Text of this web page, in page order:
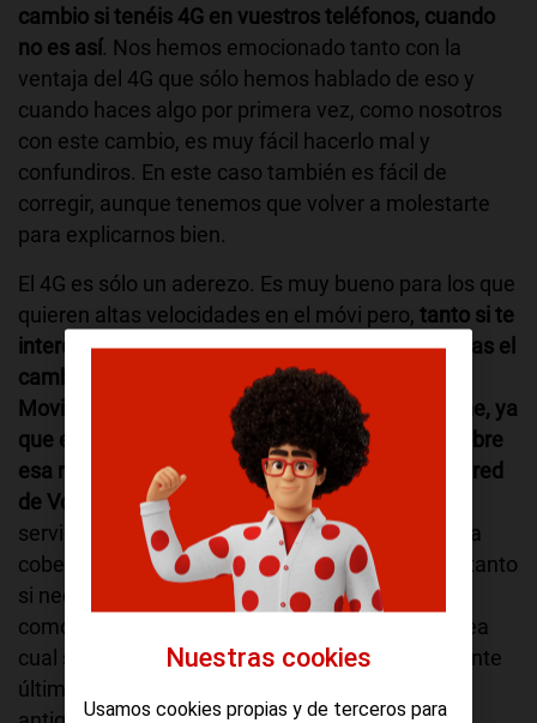
cambio si tenéis 4G en vuestros teléfonos, cuando
no es así. Nos hemos emocionado tanto con la
ventaja del 4G que sólo hemos hablado de eso y
cuando haces algo por primera vez, como nosotros
con este cambio, es muy fácil hacerlo mal y
confundiros. En este caso también es fácil de
corregir, aunque tenemos que volver a molestarte
para explicarnos bien.
El 4G es sólo un aderezo. Es muy bueno para los que
quieren altas velocidades en el móvi pero, tanto si te
interesa el 4G como si no, necesitamos que hagas el
cambio a la red de Pepephone con cobertura
Movistar de todas tus actuales líneas Pepephone, ya
que en unos meses sólo podremos funcionar sobre
esa red y tendremos que dejar el servicio con la red
de Vodafone . Tras el cambio tendrás el mismo
servicio de Pepephone, pero sobre la maravillosa
cobertura del operador más grande de España, tanto
si necesitas únicamente hacer llamadas y SMS,
como si quieres navegar en 1G, 2G, 3G, 4G,? y sea
cual sea tu modelo de teléfono. Desde un flamante
último modelo con 4G hasta un Nokia de los
Nuestras cookies
Usamos cookies propias y de terceros para